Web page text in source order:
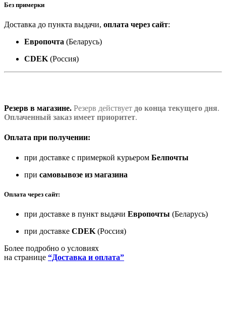
Без примерки
Доставка до пункта выдачи, оплата через сайт:
Европочта (Беларусь)
CDEK (Россия)
Резерв в магазине. Резерв действует до конца текущего дня.
Оплаченный заказ имеет приоритет.
Оплата при получении:
при доставке с примеркой курьером Белпочты
при самовывозе из магазина
Оплата через сайт:
при доставке в пункт выдачи Европочты (Беларусь)
при доставке CDEK (Россия)
Более подробно о условиях
на странице “Доставка и оплата”